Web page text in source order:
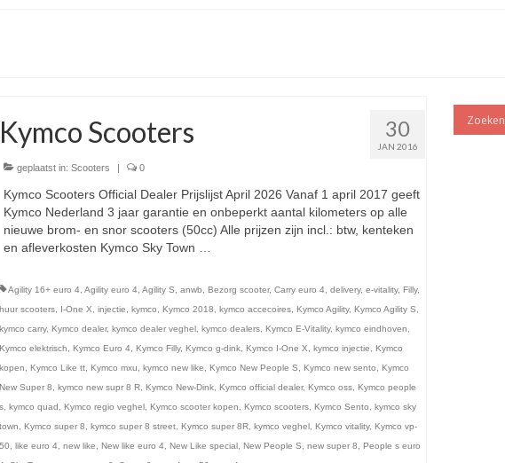
30
JAN 2016
Kymco Scooters
geplaatst in: Scooters 0
Kymco Scooters Official Dealer Prijslijst April 2026 Vanaf 1 april 2017 geeft
Kymco Nederland 3 jaar garantie en onbeperkt aantal kilometers op alle
nieuwe brom- en snor scooters (50cc) Alle prijzen zijn incl.: btw, kenteken
en afleverkosten Kymco Sky Town …
Agility 16+ euro 4, Agility euro 4, Agility S, anwb, Bezorg scooter, Carry euro 4, delivery, e-vitality, Filly,
huur scooters, I-One X, injectie, kymco, Kymco 2018, kymco accecoires, Kymco Agility, Kymco Agility S,
kymco carry, Kymco dealer, kymco dealer veghel, kymco dealers, Kymco E-Vitality, kymco eindhoven,
Kymco elektrisch, Kymco Euro 4, Kymco Filly, Kymco g-dink, Kymco I-One X, kymco injectie, Kymco
kopen, Kymco Like tt, Kymco mxu, kymco new like, Kymco New People S, Kymco new sento, Kymco
New Super 8, kymco new supr 8 R, Kymco New-Dink, Kymco official dealer, Kymco oss, Kymco people
s, kymco quad, Kymco regio veghel, Kymco scooter kopen, Kymco scooters, Kymco Sento, kymco sky
town, Kymco super 8, kymco super 8 street, Kymco super 8R, kymco veghel, Kymco vitality, Kymco vp-
50, like euro 4, new like, New like euro 4, New Like special, New People S, new super 8, People s euro